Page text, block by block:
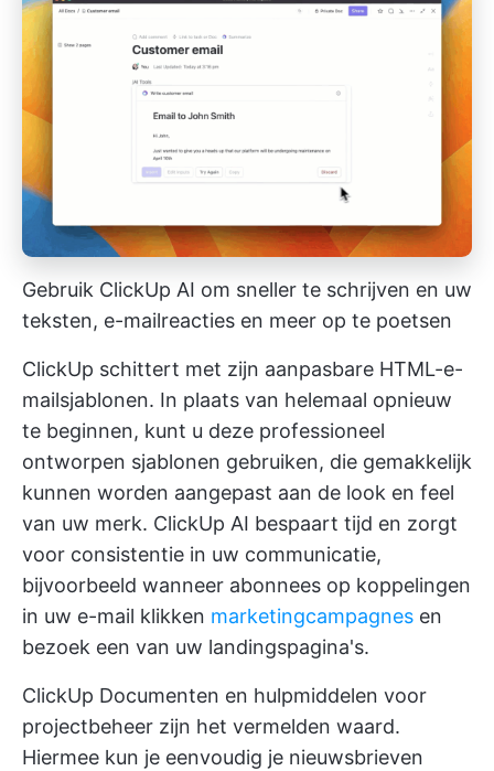
Gebruik ClickUp AI om sneller te schrijven en uw
teksten, e-mailreacties en meer op te poetsen
ClickUp schittert met zijn aanpasbare HTML-e-
mailsjablonen. In plaats van helemaal opnieuw
te beginnen, kunt u deze professioneel
ontworpen sjablonen gebruiken, die gemakkelijk
kunnen worden aangepast aan de look en feel
van uw merk. ClickUp AI bespaart tijd en zorgt
voor consistentie in uw communicatie,
bijvoorbeeld wanneer abonnees op koppelingen
in uw e-mail klikken marketingcampagnes en
bezoek een van uw landingspagina's.
ClickUp Documenten en hulpmiddelen voor
projectbeheer zijn het vermelden waard.
Hiermee kun je eenvoudig je nieuwsbrieven